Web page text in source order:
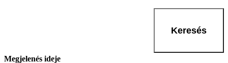
Keresés
Megjelenés ideje